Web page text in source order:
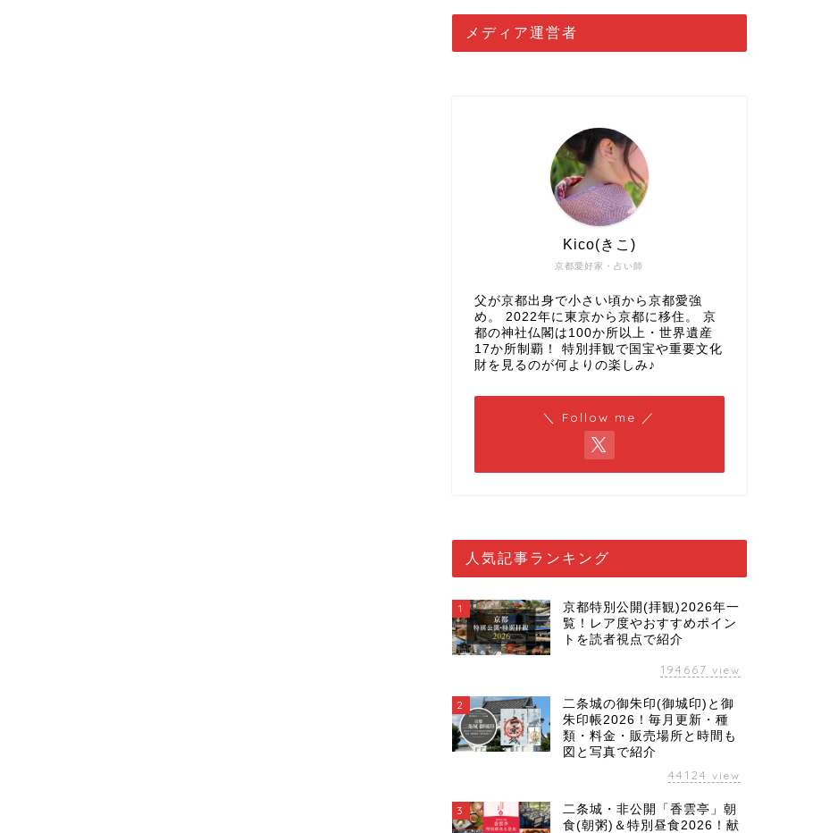
メディア運営者
京都愛好家・占い師
Kico(きこ)
父が京都出身で小さい頃から京都愛強
め。 2022年に東京から京都に移住。 京
都の神社仏閣は100か所以上・世界遺産
17か所制覇！ 特別拝観で国宝や重要文化
財を見るのが何よりの楽しみ♪
＼ Follow me ／
人気記事ランキング
1
京都特別公開(拝観)2026年一
覧！レア度やおすすめポイン
トを読者視点で紹介
194667 view
2
二条城の御朱印(御城印)と御
朱印帳2026！毎月更新・種
類・料金・販売場所と時間も
図と写真で紹介
44124 view
3
二条城・非公開「香雲亭」朝
食(朝粥)＆特別昼食2026！献